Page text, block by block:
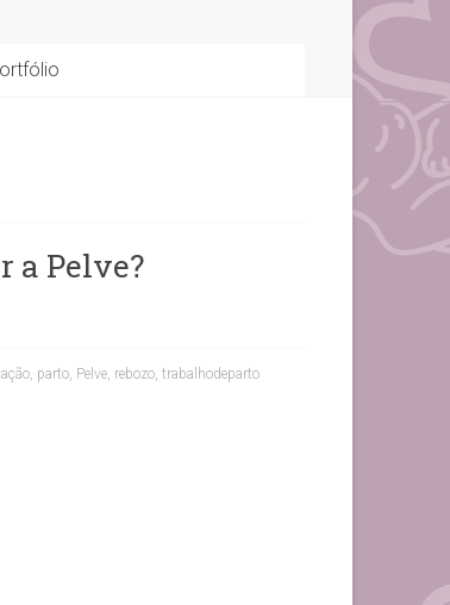
a Pelve?
, parto, Pelve, rebozo, trabalhodeparto